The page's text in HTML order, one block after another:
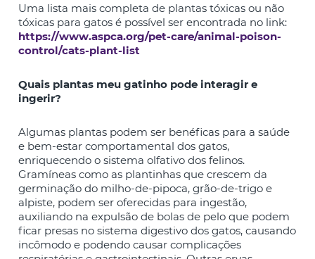
Uma lista mais completa de plantas tóxicas ou não
tóxicas para gatos é possível ser encontrada no link:
https://www.aspca.org/pet-care/animal-poison-
control/cats-plant-list
Quais plantas meu gatinho pode interagir e
ingerir?
Algumas plantas podem ser benéficas para a saúde
e bem-estar comportamental dos gatos,
enriquecendo o sistema olfativo dos felinos.
Gramíneas como as plantinhas que crescem da
germinação do milho-de-pipoca, grão-de-trigo e
alpiste, podem ser oferecidas para ingestão,
auxiliando na expulsão de bolas de pelo que podem
ficar presas no sistema digestivo dos gatos, causando
incômodo e podendo causar complicações